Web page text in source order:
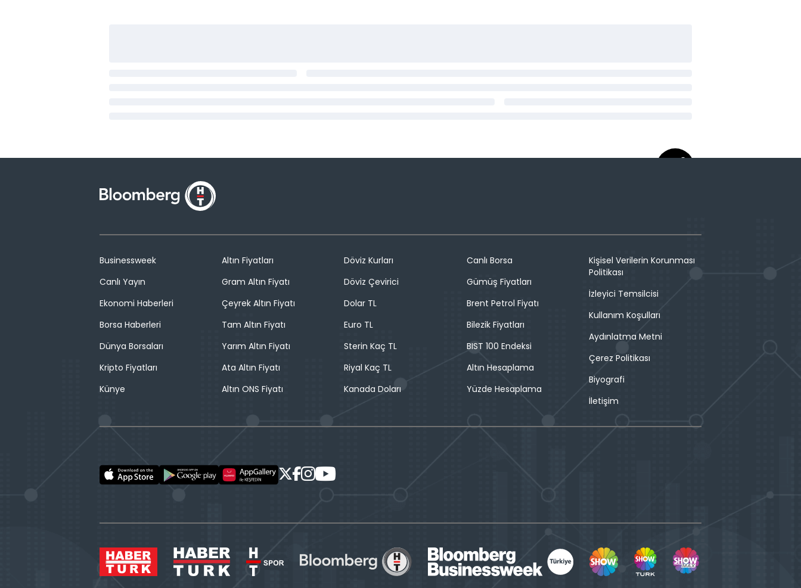
Businessweek
Canlı Yayın
Ekonomi Haberleri
Borsa Haberleri
Dünya Borsaları
Kripto Fiyatları
Künye
Altın Fiyatları
Gram Altın Fiyatı
Çeyrek Altın Fiyatı
Tam Altın Fiyatı
Yarım Altın Fiyatı
Ata Altın Fiyatı
Altın ONS Fiyatı
Döviz Kurları
Döviz Çevirici
Dolar TL
Euro TL
Sterin Kaç TL
Riyal Kaç TL
Kanada Doları
Canlı Borsa
Gümüş Fiyatları
Brent Petrol Fiyatı
Bilezik Fiyatları
BIST 100 Endeksi
Altın Hesaplama
Yüzde Hesaplama
Kişisel Verilerin Korunması
Politikası
İzleyici Temsilcisi
Kullanım Koşulları
Aydınlatma Metni
Çerez Politikası
Biyografi
İletişim